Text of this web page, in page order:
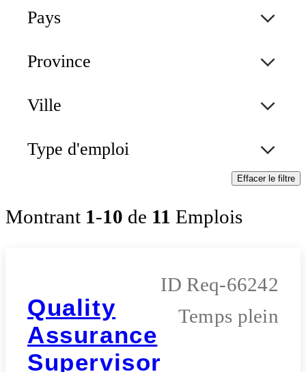
Pays
Province
Ville
Type d'emploi
Effacer le filtre
Montrant 1-10 de 11 Emplois
Quality
Assurance
Supervisor
Req-66242
Temps plein